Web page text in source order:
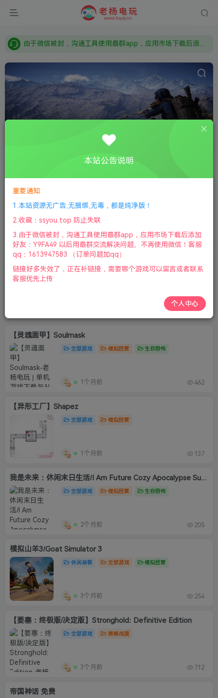
需要什么游戏请联系客服，若链接失效请联系客服，百度网盘边上的激活码也是解压密码
由于微信被封，沟通工具使用最群app，应用市场下载后添加好友：Y9FA49 以后用最群交流解决问题。不再使用微信！
浮生箓2：九九行歌(Floating Life 2)
全部游戏 模拟经营
36天前 231
【凶影疑云】Shadows of Doubt
114
【灵魂面甲】Soulmask
全部游戏 模拟经营 生存恐怖
1个月前 462
【异形工厂】Shapez
全部游戏 模拟经营
1个月前 137
我是未来：休闲末日生活/I Am Future Cozy Apocalypse Survival
全部游戏 模拟经营 生存恐怖
2个月前 205
模拟山羊3/Goat Simulator 3
休闲益智 全部游戏 模拟经营
3个月前 254
【要塞：终极版/决定版】Stronghold: Definitive Edition
全部游戏 策略战旗
3个月前 712
帝国神话 免费
本站公告说明
重要通知
1.本站资源无广告,无捆绑,无毒，都是纯净版！
2.收藏：ssyou.top 防止失联
3.由于微信被封，沟通工具使用最群app，应用市场下载后添加
好友：Y9FA49 以后用最群交流解决问题。不再使用微信！客服
qq：1613947583 （订单问题加qq）
链接好多失效了，正在补链接，需要哪个游戏可以留言或者联系
客服优先上传
个人中心